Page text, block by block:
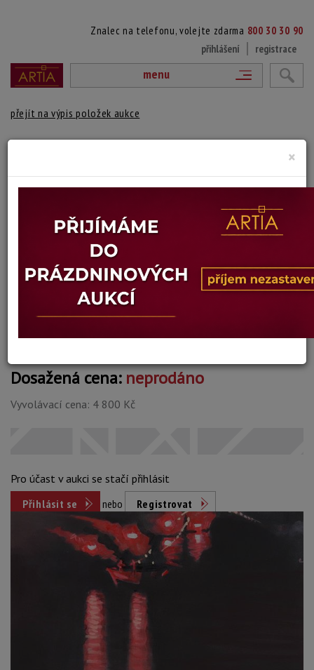
Znalec na telefonu, volejte zdarma 800 30 30 90
přihlášení
registrace
menu
přejít na výpis položek aukce
Autor:Jitka Vobořilová
signováno a datováno vpravo dole, volné plátno
Technika: akryl, datace: 1998
Šířka: 75 cm, výška: 100 cm
Stav: dobrý
27.05.2026 20:08 SELČ
Dosažená cena: neprodáno
Vyvolávací cena: 4 800 Kč
Pro účast v aukci se stačí přihlásit
Přihlásit se
nebo Registrovat
×